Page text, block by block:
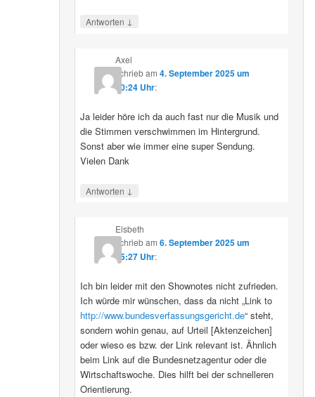
Antworten ↓
Axel
schriebam 4. September 2025 um
10:24 Uhr:
Ja leider höre ich da auch fast nur die Musik und
die Stimmen verschwimmen im Hintergrund.
Sonst aber wie immer eine super Sendung.
Vielen Dank
Antworten ↓
Elsbeth
schriebam 6. September 2025 um
15:27 Uhr:
Ich bin leider mit den Shownotes nicht zufrieden.
Ich würde mir wünschen, dass da nicht „Link to
http://www.bundesverfassungsgericht.de“ steht,
sondern wohin genau, auf Urteil [Aktenzeichen]
oder wieso es bzw. der Link relevant ist. Ähnlich
beim Link auf die Bundesnetzagentur oder die
Wirtschaftswoche. Dies hilft bei der schnelleren
Orientierung.